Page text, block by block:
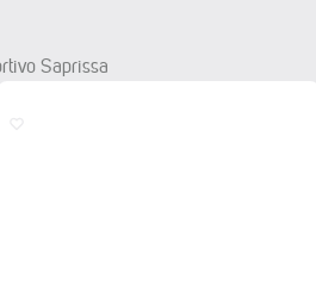
Saprissa